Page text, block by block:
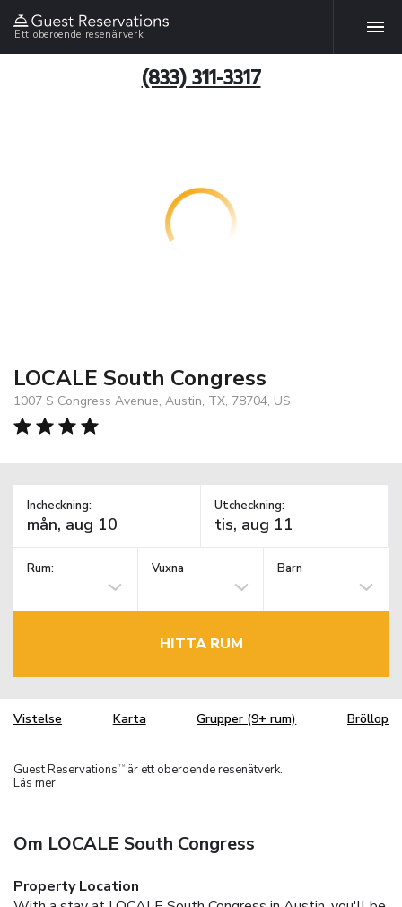
Ett oberoende resenärverk
(833) 311-3317
LOCALE South Congress
1007 S Congress Avenue, Austin, TX, 78704, US
Incheckning: Utcheckning:
Rum: Vuxna Barn
HITTA RUM
Vistelse Karta Grupper (9+ rum) Bröllop
Guest Reservations TM
är ett oberoende resenätverk.
Läs mer
Om LOCALE South Congress
Property Location